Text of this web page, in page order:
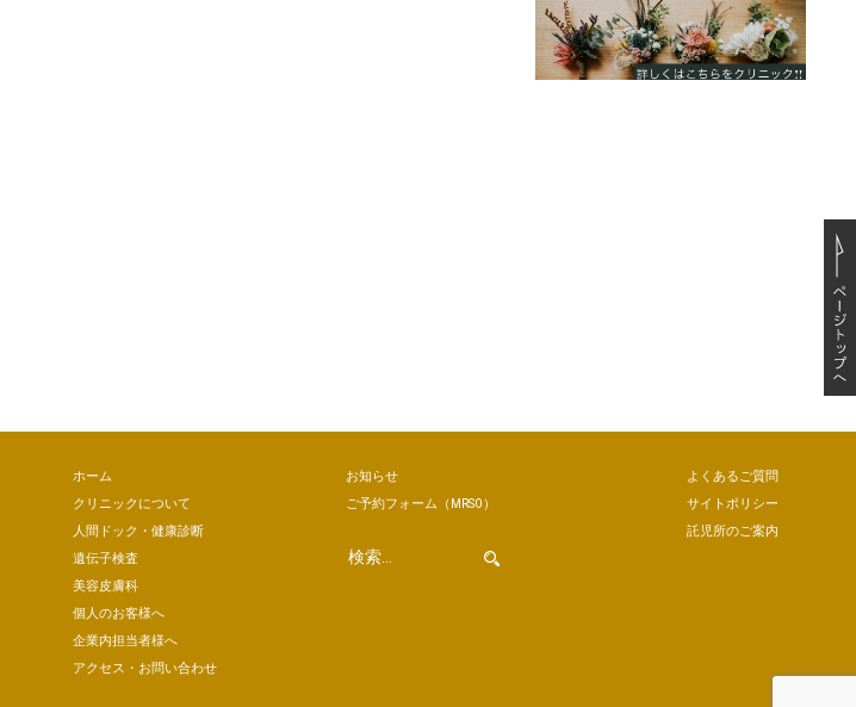
ホーム
クリニックについて
人間ドック・健康診断
遺伝子検査
美容皮膚科
個人のお客様へ
企業内担当者様へ
アクセス・お問い合わせ
お知らせ
ご予約フォーム （MRSO）
よくあるご質問
サイトポリシー
託児所のご案内